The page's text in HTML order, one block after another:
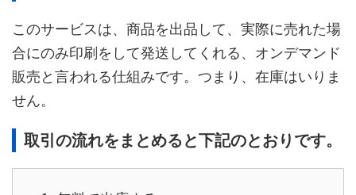
このサービスは、商品を出品して、実際に売れた場
合にのみ印刷をして発送してくれる、オンデマンド
販売と言われる仕組みです。つまり、在庫はいりま
せん。
取引の流れをまとめると下記のとおりです。